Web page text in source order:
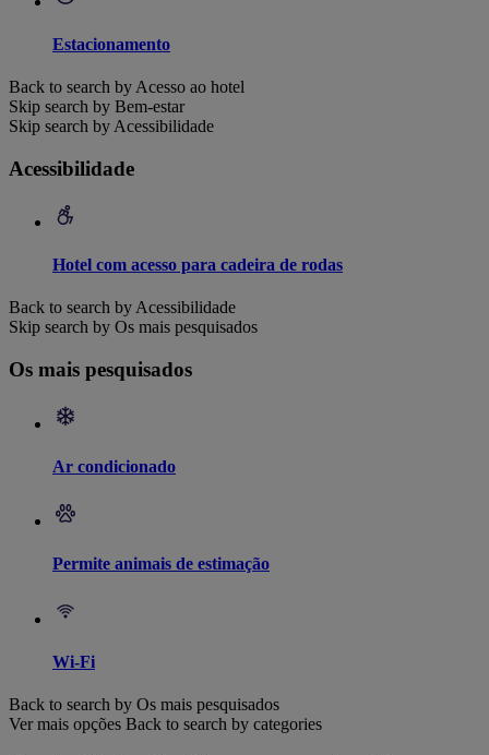
Estacionamento
Back to search by Acesso ao hotel
Skip search by Bem-estar
Skip search by Acessibilidade
Acessibilidade
Hotel com acesso para cadeira de rodas
Back to search by Acessibilidade
Skip search by Os mais pesquisados
Os mais pesquisados
Ar condicionado
Permite animais de estimação
Wi-Fi
Back to search by Os mais pesquisados
Ver mais opções Back to search by categories